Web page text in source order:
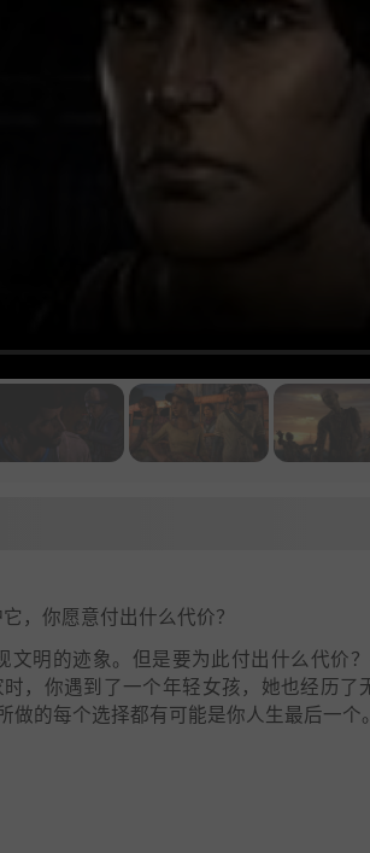
，你愿意付出什么代价？
文明的迹象。但是要为此付出什么代价
，你遇到了一个年轻女孩，她也经历
的每个选择都有可能是你人生最后一个。